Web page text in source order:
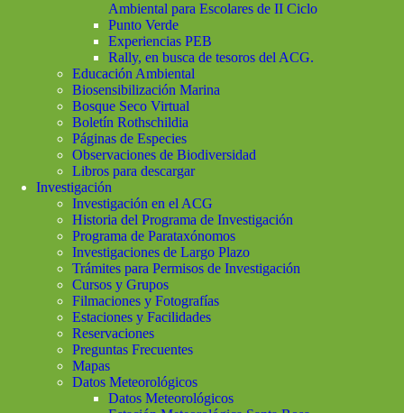
Ambiental para Escolares de II Ciclo
Punto Verde
Experiencias PEB
Rally, en busca de tesoros del ACG.
Educación Ambiental
Biosensibilización Marina
Bosque Seco Virtual
Boletín Rothschildia
Páginas de Especies
Observaciones de Biodiversidad
Libros para descargar
Investigación
Investigación en el ACG
Historia del Programa de Investigación
Programa de Parataxónomos
Investigaciones de Largo Plazo
Trámites para Permisos de Investigación
Cursos y Grupos
Filmaciones y Fotografías
Estaciones y Facilidades
Reservaciones
Preguntas Frecuentes
Mapas
Datos Meteorológicos
Datos Meteorológicos